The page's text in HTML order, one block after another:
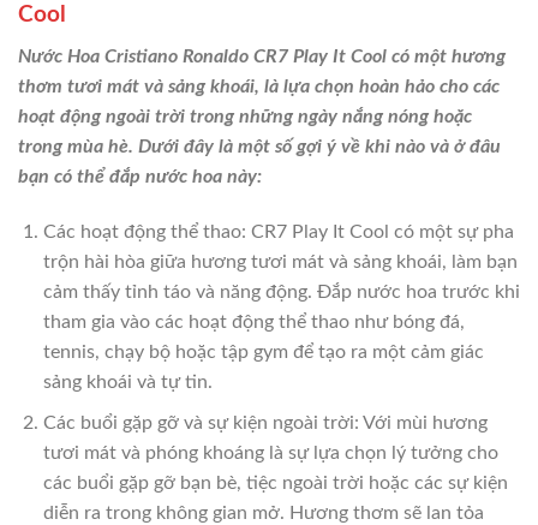
Cool
Nước Hoa Cristiano Ronaldo CR7 Play It Cool có một hương
thơm tươi mát và sảng khoái, là lựa chọn hoàn hảo cho các
hoạt động ngoài trời trong những ngày nắng nóng hoặc
trong mùa hè. Dưới đây là một số gợi ý về khi nào và ở đâu
bạn có thể đắp nước hoa này:
Các hoạt động thể thao: CR7 Play It Cool có một sự pha
trộn hài hòa giữa hương tươi mát và sảng khoái, làm bạn
cảm thấy tỉnh táo và năng động. Đắp nước hoa trước khi
tham gia vào các hoạt động thể thao như bóng đá,
tennis, chạy bộ hoặc tập gym để tạo ra một cảm giác
sảng khoái và tự tin.
Các buổi gặp gỡ và sự kiện ngoài trời: Với mùi hương
tươi mát và phóng khoáng là sự lựa chọn lý tưởng cho
các buổi gặp gỡ bạn bè, tiệc ngoài trời hoặc các sự kiện
diễn ra trong không gian mở. Hương thơm sẽ lan tỏa